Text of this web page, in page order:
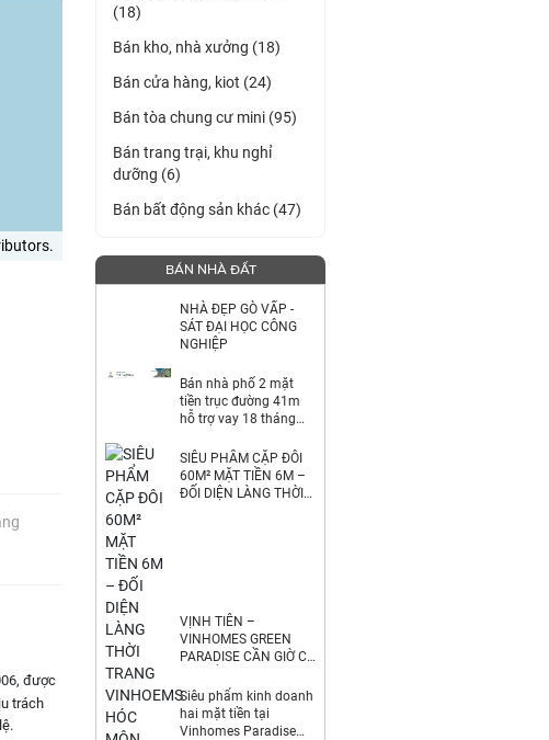
được
trách
(18)
Bán kho, nhà xưởng (18)
Bán cửa hàng, kiot (24)
Bán tòa chung cư mini (95)
Bán trang trại, khu nghỉ
dưỡng (6)
Bán bất động sản khác (47)
BÁN NHÀ ĐẤT
NHÀ ĐẸP GÒ VẤP -
SÁT ĐẠI HỌC CÔNG
NGHIỆP
Bán nhà phố 2 mặt
tiền trục đường 41m
hỗ trợ vay 18 tháng
SIÊU PHẨM CẶP ĐÔI
60M² MẶT TIỀN 6M –
ĐỐI DIỆN LÀNG THỜI
VỊNH TIÊN –
VINHOMES GREEN
PARADISE CẦN GIỜ CƠ
NGHỈ DƯỠNG & ĐẦU
TƯ TẠI PHÂN KHU
Siêu phẩm kinh doanh
hai mặt tiền tại
Vinhomes Paradise